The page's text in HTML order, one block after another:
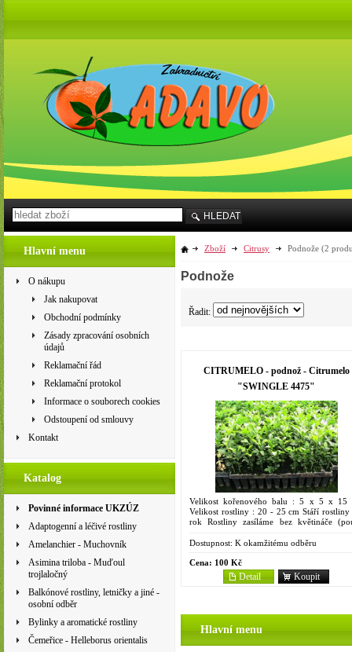
Hlavní menu
O nákupu
Jak nakupovat
Obchodní podmínky
Zásady zpracování osobních
údajů
Reklamační řád
Reklamační protokol
Informace o souborech cookies
Odstoupení od smlouvy
Kontakt
Katalog
Povinné informace UKZÚZ
Adaptogenní a léčivé rostliny
Amelanchier - Muchovník
Asimina triloba - Muďoul
trojlaločný
Balkónové rostliny, letničky a jiné -
osobní odběr
Bylinky a aromatické rostliny
Čemeřice - Helleborus orientalis
Zboží Citrusy Podnože (2
Podnože
Řadit:
CITRUMELO - podnož - Citrumelo
"SWINGLE 4475"
Velikost kořenového balu : 5 x 5 x 15
Velikost rostliny : 20 - 25 cm Stáří
rok Rostliny zasíláme bez květináče
Dostupnost: K okamžitému odběru
Cena: 100 Kč
Koupit
Detail
Hlavní menu
HLEDAT